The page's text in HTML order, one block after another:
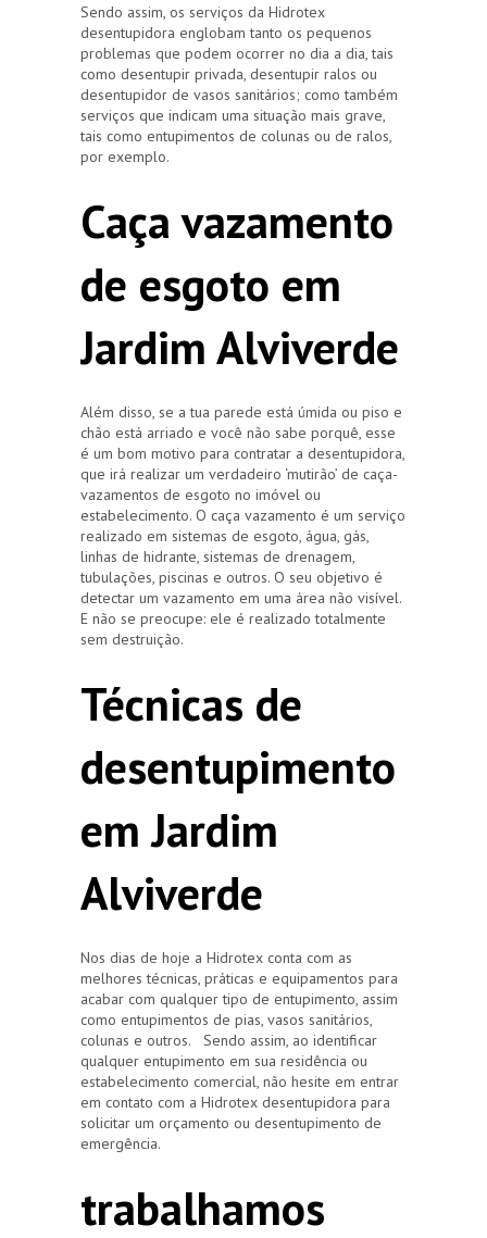
Sendo assim, os serviços da Hidrotex
desentupidora englobam tanto os pequenos
problemas que podem ocorrer no dia a dia, tais
como desentupir privada, desentupir ralos ou
desentupidor de vasos sanitários; como também
serviços que indicam uma situação mais grave,
tais como entupimentos de colunas ou de ralos,
por exemplo.
Caça vazamento
de esgoto em
Jardim Alviverde
Além disso, se a tua parede está úmida ou piso e
chão está arriado e você não sabe porquê, esse
é um bom motivo para contratar a desentupidora,
que irá realizar um verdadeiro ‘mutirão’ de caça-
vazamentos de esgoto no imóvel ou
estabelecimento. O caça vazamento é um serviço
realizado em sistemas de esgoto, água, gás,
linhas de hidrante, sistemas de drenagem,
tubulações, piscinas e outros. O seu objetivo é
detectar um vazamento em uma área não visível.
E não se preocupe: ele é realizado totalmente
sem destruição.
Técnicas de
desentupimento
em Jardim
Alviverde
Nos dias de hoje a Hidrotex conta com as
melhores técnicas, práticas e equipamentos para
acabar com qualquer tipo de entupimento, assim
como entupimentos de pias, vasos sanitários,
colunas e outros. Sendo assim, ao identificar
qualquer entupimento em sua residência ou
estabelecimento comercial, não hesite em entrar
em contato com a Hidrotex desentupidora para
solicitar um orçamento ou desentupimento de
emergência.
trabalhamos